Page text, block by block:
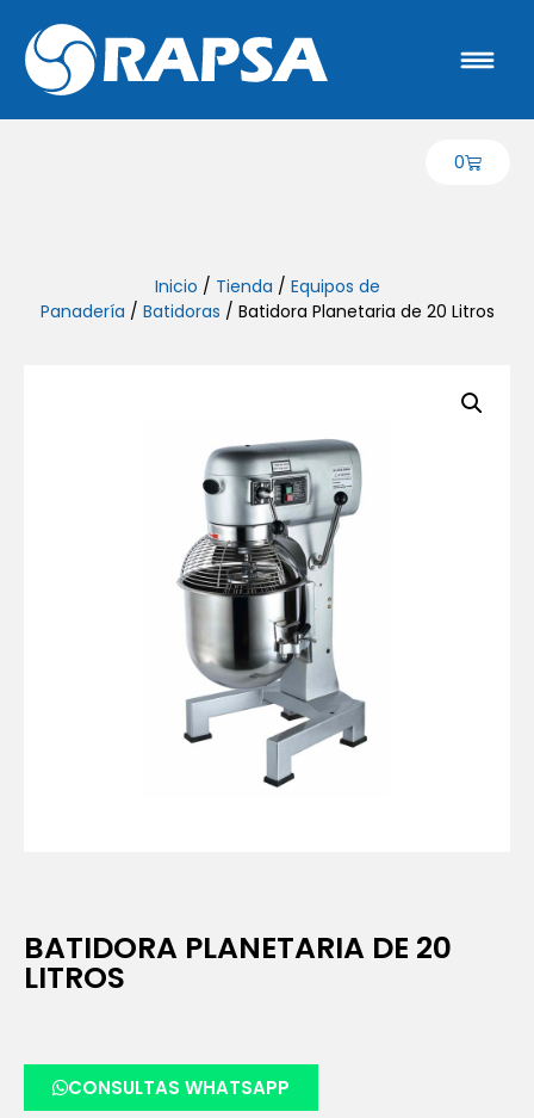
0
Inicio / Tienda / Equipos de
Panadería / Batidoras / Batidora Planetaria de 20 Litros
BATIDORA PLANETARIA DE 20
LITROS
CONSULTAS WHATSAPP